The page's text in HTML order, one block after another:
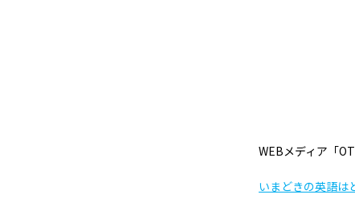
WEBメディア「
いまどきの英語